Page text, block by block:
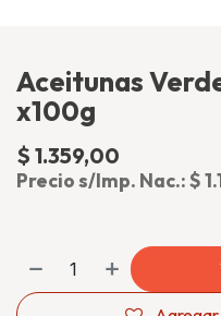
Aceitunas
x100g
$ 1.359,00
Precio s/Imp. Nac.:$